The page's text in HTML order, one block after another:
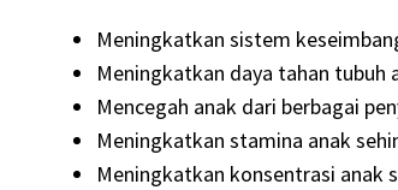
Meningkatkan sistem
Meningkatkan daya tahan tubuh
Mencegah anak dari berbagai
Meningkatkan stamina anak
Meningkatkan konsentrasi anak